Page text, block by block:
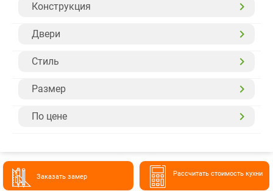
Конструкция
Двери
Стиль
Размер
По цене
Заказать замер Расcчитать стоимость кухни